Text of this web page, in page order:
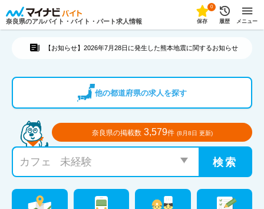
奈良県のアルバイト・バイト・パート求人情報
0
保存 履歴 メニュー
【お知らせ】2026年7月28日に発生した熊本地震に関するお知らせ
他の都道府県の求人を探す
奈良県の掲載数 3,579件 (8月8日 更新)